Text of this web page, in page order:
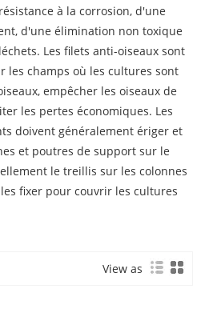
à la corrosion, d'une
d'une élimination non toxique
Les filets anti-oiseaux sont
les champs où les cultures sont
empêcher les oiseaux de
les pertes économiques. Les
doivent généralement ériger et
et poutres de support sur le
le treillis sur les colonnes
fixer pour couvrir les cultures
View as